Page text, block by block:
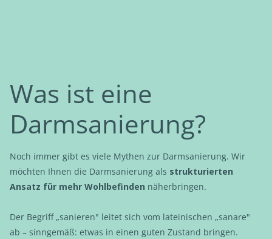
Was ist eine
Darmsanierung?​
Noch immer gibt es viele Mythen zur Darmsanierung. Wir
möchten Ihnen die Darmsanierung als strukturierten
Ansatz für mehr Wohlbefinden näherbringen.
Der Begriff „sanieren" leitet sich vom lateinischen „sanare"
ab – sinngemäß: etwas in einen guten Zustand bringen.